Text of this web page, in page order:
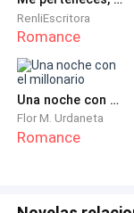
La chica emitió
—¡Ni pienses que
—¡Samantha,
mujer que
La noticia
RenliEscritora
Romance
Una noche con el millonario
Flor M. Urdaneta
Romance